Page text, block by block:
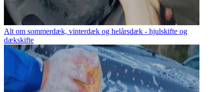
Alt om sommerdæk, vinterdæk og helårsdæk - hjulskifte og
dækskifte